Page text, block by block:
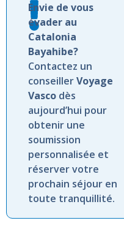
Envie de vous
évader au
Catalonia
Bayahibe?
Contactez un
conseillerVoyage
Vasco dès
aujourd’hui pour
obtenir une
soumission
personnalisée et
réserver votre
prochain séjour en
toute tranquillité.